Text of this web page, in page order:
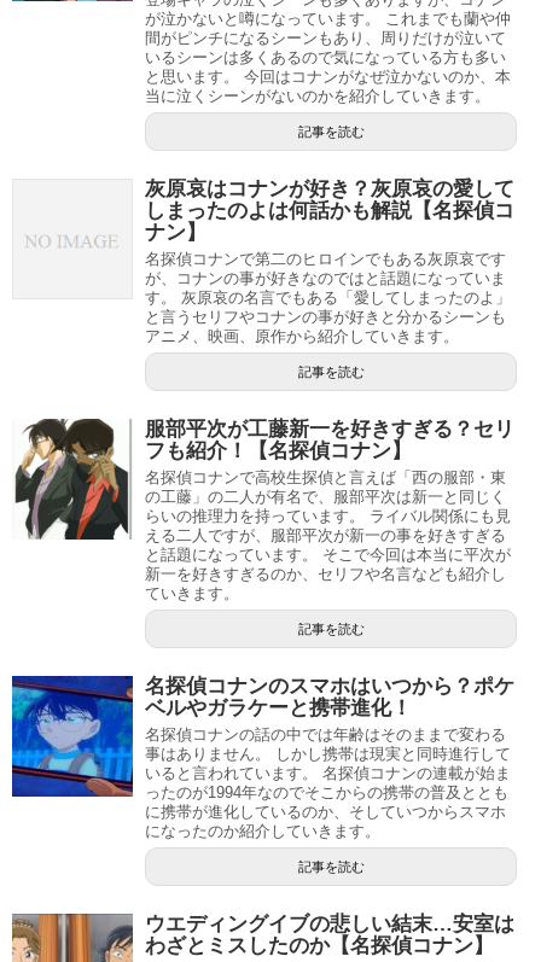
れています。
映画やアニメでも黒の組織が灰原哀を追っているため灰
原哀の性格的にも他の人を巻き込まないために死亡する
と言われています。
名前が「哀」だからなあ
このセリフは青山先生が（灰原哀は幸せになれます
か？）と質問された時に 「名前が哀だからなあ」と発言
したため死亡するのではと言われています。
しかしこの発言は死亡ではなく灰原哀の恋が実らないと
も受け取れるますし、この発言は2003年ほどのため今
は変わっている可能性もあるためそこまで気にしなくて
もいいのではないかなと思います。
どれも信憑性に欠けるので死亡フラグとまではいかないの
かなと思います。
今では灰原哀の人気もどんどん高くなってきているので、
た。
関連記事 毛利小五郎が警察やめた理由…階級や若い頃も紹介！
関連記事
灰原哀が映画で死亡？
関連記事
工藤新一がサッカーをやめた理由…実力についても解説！
灰原哀のネタバレ！
灰原哀と黒の組織の話の時は、予告編などからネタバレが
出ることが多くあります。
その理由はファンが灰原哀について気になっている人が多
いためネタバレがでるのではないかなと思います。
さらに灰原哀は今後の展開で重要なキャラクターなのは間
違いないですし、灰原哀だけは今後どうなっていくのか誰
も分からない部分が多いためだと思います。
青山先生も灰原哀については曖昧な表現をする事が多く、
青山先生も灰原哀の結末を今は考えている最中のためここ
までネタバレが出る事になっているのではないでしょう
コナンの蘭がなまこ男ストラップ(キーホルダー)愛用！通販やOPに登場？
怪盗キッドと平次がキス寸前…和葉に変装は漫画何巻でアニメ何話か紹介！ 【名探偵コナン】
まとめ
今回は灰原哀の死亡フラグなどについて紹介しました。
やはり灰原哀は人気のため考察などが多く出ており、ハッ
ピーエンドを希望している方が多いため話題になっている
のだなと分かりましたね。
が泣かないと噂になっています。 これまでも蘭や仲
間がピンチになるシーンもあり、周りだけが泣いて
いるシーンは多くあるので気になっている方も多い
と思います。 今回はコナンがなぜ泣かないのか、本
当に泣くシーンがないのかを紹介していきます。
記事を読む
灰原哀はコナンが好き？灰原哀の愛して
しまったのよは何話かも解説【名探偵コ
ナン】
名探偵コナンで第二のヒロインでもある灰原哀です
が、コナンの事が好きなのではと話題になっていま
す。 灰原哀の名言でもある「愛してしまったのよ」
と言うセリフやコナンの事が好きと分かるシーンも
アニメ、映画、原作から紹介していきます。
記事を読む
服部平次が工藤新一を好きすぎる？セリ
フも紹介！【名探偵コナン】
名探偵コナンで高校生探偵と言えば「西の服部・東
の工藤」の二人が有名で、服部平次は新一と同じく
らいの推理力を持っています。 ライバル関係にも見
える二人ですが、服部平次が新一の事を好きすぎる
と話題になっています。 そこで今回は本当に平次が
新一を好きすぎるのか、セリフや名言なども紹介し
ていきます。
記事を読む
名探偵コナンのスマホはいつから？ポケ
ベルやガラケーと携帯進化！
名探偵コナンの話の中では年齢はそのままで変わる
事はありません。 しかし携帯は現実と同時進行して
いると言われています。 名探偵コナンの連載が始ま
ったのが1994年なのでそこからの携帯の普及ととも
に携帯が進化しているのか、そしていつからスマホ
になったのか紹介していきます。
記事を読む
ウエディングイブの悲しい結末…安室は
わざとミスしたのか【名探偵コナン】